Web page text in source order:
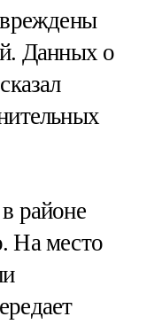
Данных о
районе
На место